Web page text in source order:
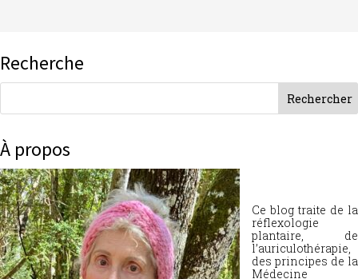
Recherche
À propos
Ce blog traite de la
réflexologie
plantaire, de
l’auriculothérapie,
des principes de la
Médecine